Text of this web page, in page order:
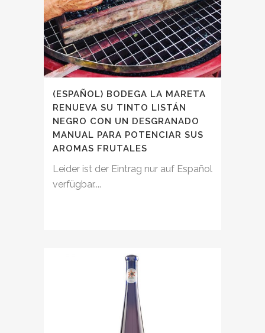
(ESPAÑOL) BODEGA LA MARETA
RENUEVA SU TINTO LISTÁN
NEGRO CON UN DESGRANADO
MANUAL PARA POTENCIAR SUS
AROMAS FRUTALES
Leider ist der Eintrag nur auf Español
verfügbar....